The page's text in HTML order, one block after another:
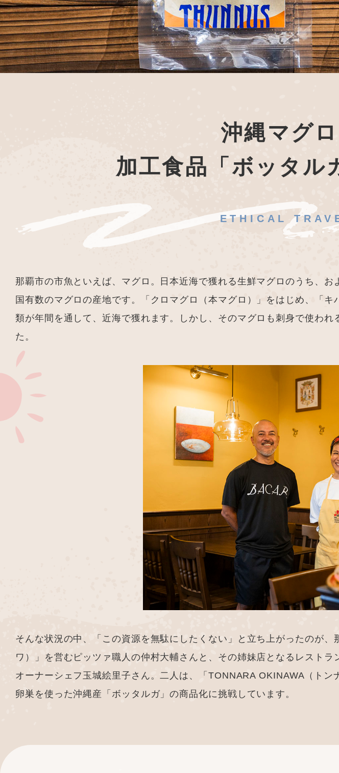
沖縄マグ
加工食品「ボッタル
ETHICAL
那覇市の市魚といえば、マグロ。日本近海で獲れる生鮮マグロのうち、
国有数のマグロの産地です。「クロマグロ（本マグロ）」をはじめ、「
類が年間を通して、近海で獲れます。しかし、そのマグロも刺身で使わ
た。
そんな状況の中、「この資源を無駄にしたくない」と立ち上がったのが
ワ）」を営むピッツァ職人の仲村大輔さんと、その姉妹店となるレスト
オーナーシェフ玉城絵里子さん。二人は、「TONNARA OKINAWA（ト
卵巣を使った沖縄産「ボッタルガ」の商品化に挑戦しています。